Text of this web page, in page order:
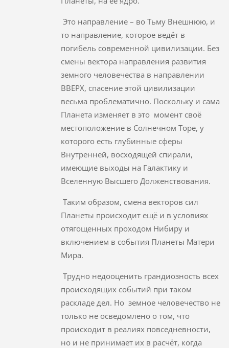
Это направление – во Тьму Внешнюю, и
то направление, которое ведёт в
погибель современной цивилизации. Без
смены вектора направления развития
земного человечества в направлении
ВВЕРХ, спасение этой цивилизации
весьма проблематично. Поскольку и сама
Планета изменяет в это момент своё
местоположение в Солнечном Торе, у
которого есть глубинные сферы
Внутренней, восходящей спирали,
имеющие выходы на Галактику и
Вселенную Высшего Долженствования.
Таким образом, смена векторов сил
Планеты происходит ещё и в условиях
отягощенных проходом Нибиру и
включением в события Планеты Матери
Мира.
Трудно недооценить грандиозность всех
происходящих событий при таком
раскладе дел. Но земное человечество не
только не осведомлено о том, что
происходит в реалиях повседневности,
но и не принимает их в расчёт, когда